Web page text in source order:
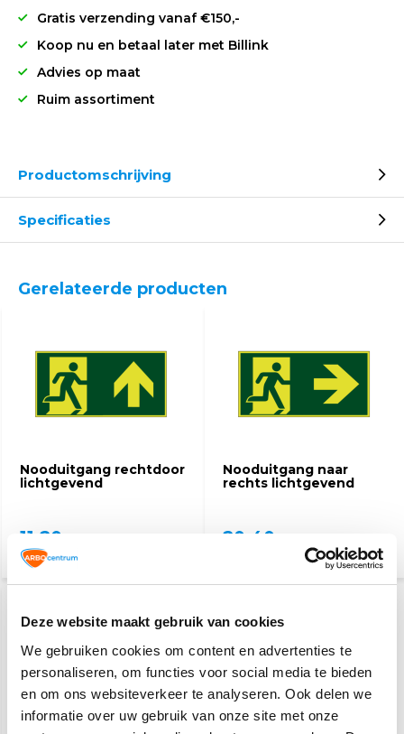
Deze website maakt gebruik van cookies
We gebruiken cookies om content en advertenties te
personaliseren, om functies voor social media te bieden
en om ons websiteverkeer te analyseren. Ook delen we
informatie over uw gebruik van onze site met onze
Gratis verzending vanaf €150,-
Koop nu en betaal later met Billink
Advies op maat
Ruim assortiment
Productomschrijving
Specificaties
Gerelateerde producten
Nooduitgang rechtdoor
lichtgevend
11,20
(13,55 Incl. btw)
Nooduitgang naar
rechts lichtgevend
20,40